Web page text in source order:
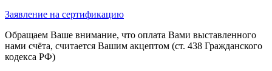
Заявление на сертификацию
Обращаем Ваше внимание, что оплата Вами выставленного
нами счёта, считается Вашим акцептом (ст. 438 Гражданского
кодекса РФ)